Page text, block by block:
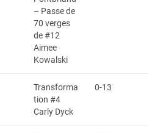
– Passe de
70 verges
de #12
Aimee
Kowalski
Transforma
tion #4
Carly Dyck
0-13